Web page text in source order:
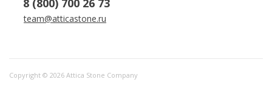
8 (800) 700 26 73
team@atticastone.ru
Copyright © 2026 Attica Stone Company